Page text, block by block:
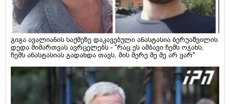
გიგა ავალიანის საქმეზე დაკავებული ანასტასია ბერუაშვილის
დედა მიმართვას ავრცელებს - "რაც ეს ამბავი ჩემს ოჯახს,
ჩემს ანასტასიას გადახდა თავს, მის მერე მე მე არ ვარ"